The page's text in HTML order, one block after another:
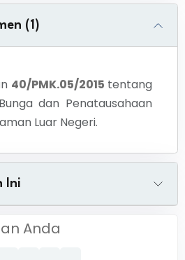
(1)
40/PMK.05/2015 tentang
dan Penatausahaan
Luar Negeri.
Ini
Anda